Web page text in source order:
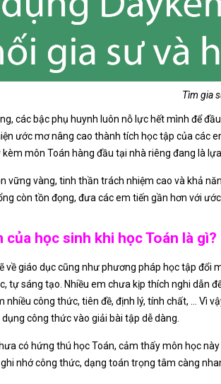
Tìm gia
các bậc phụ huynh luôn nỗ lực hết mình để
ước mơ nâng cao thành tích học tập của các
môn Toán hàng đầu tại nhà riêng đang là
vững vàng, tinh thần trách nhiệm cao và khả
còn tồn đọng, đưa các em tiến gần hơn với
của học sinh khi học Toán là gì?
về giáo dục cũng như phương pháp học tập
tự sáng tạo. Nhiều em chưa kịp thích nghi dẫn
nhiều công thức, tiên đề, định lý, tính chất, … Vì
công thức vào giải bài tập dễ dàng.
có hứng thú học Toán, cảm thấy môn học
nhớ công thức, dạng toán trọng tâm càng